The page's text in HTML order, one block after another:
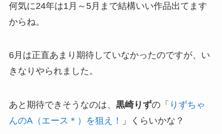
何気に24年は1月～5月まで結構いい作品出てます
からね。
6月は正直あまり期待していなかったのですが、い
きなりやられました。
あと期待できそうなのは、 黒崎りずの「 りずちゃ
んのA（エース＊）を狙え！
」くらいかな？